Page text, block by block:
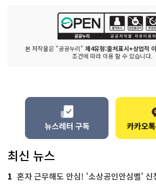
본 저작물은 "공공누리" 제4유형:출처표시+상업적
조건에 따라 이용 할 수 있습니다.
최신 뉴스
1 혼자 근무해도 안심! '소상공인안심벨' 신